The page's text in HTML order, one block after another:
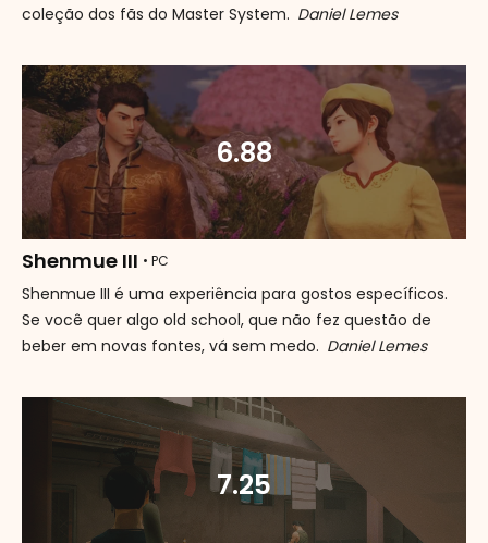
coleção dos fãs do Master System. Daniel Lemes
6.88
Shenmue III • PC
Shenmue III é uma experiência para gostos específicos.
Se você quer algo old school, que não fez questão de
beber em novas fontes, vá sem medo. Daniel Lemes
7.25